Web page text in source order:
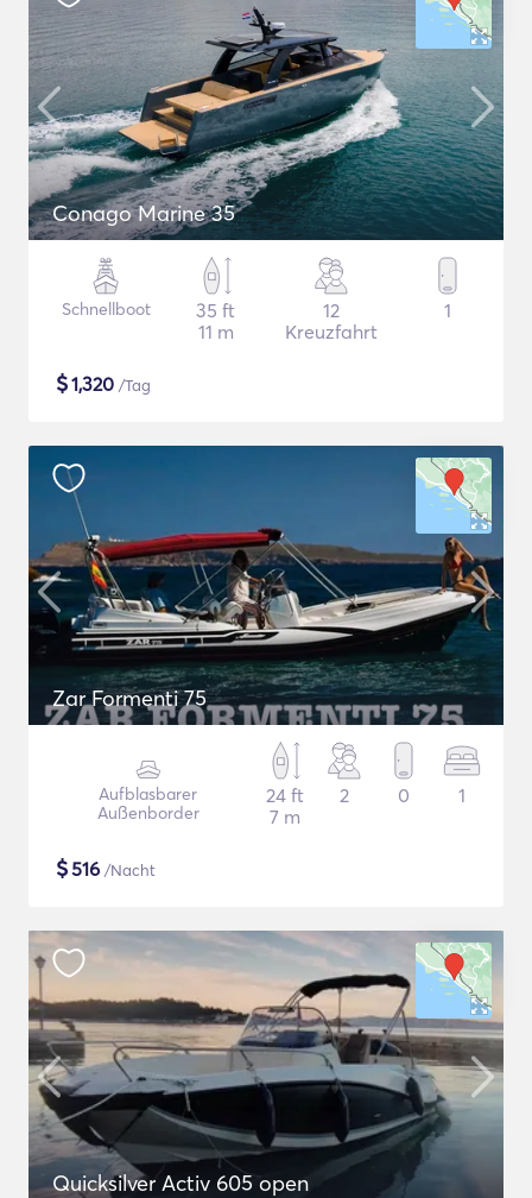
Conago Marine 35
Schnellboot
35 ft
11 m
12
Kreuzfahrt
1
$1,320 /Tag
Zar Formenti 75
Aufblasbarer
Außenborder
24 ft
7 m
2 0 1
$516 /Nacht
Quicksilver Activ 605 open